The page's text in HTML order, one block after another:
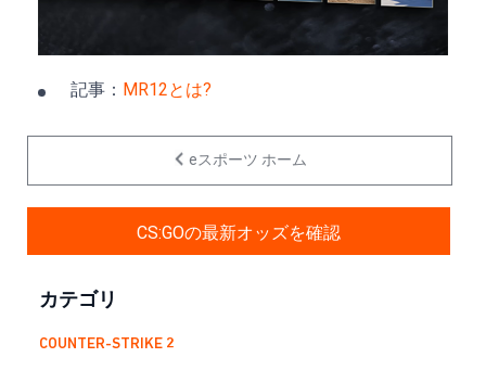
記事： MR12とは?
eスポーツ ホーム
CS:GOの最新オッズを確認
カテゴリ
COUNTER-STRIKE 2